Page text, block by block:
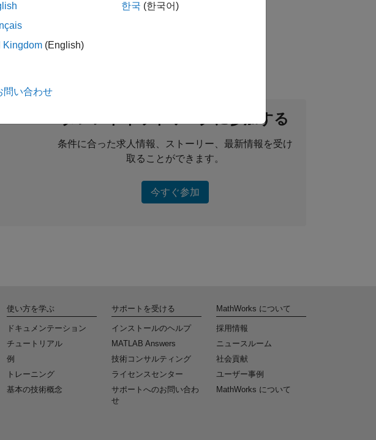
Automotive industry, you will sell engineering applications,
タレントネットワークに参加する
条件に合った求人情報、ストーリー、最新情報を受け
取ることができます。
今すぐ参加
Kingdom (English)
한국 (한국어)
問い合わせ
使い方を学ぶ
ドキュメンテーション
チュートリアル
例
トレーニング
基本の技術概念
サポートを受ける
インストールのヘルプ
MATLAB Answers
技術コンサルティング
ライセンスセンター
サポートへのお問い合わ
せ
MathWorks について
採用情報
ニュースルーム
社会貢献
ユーザー事例
MathWorks について